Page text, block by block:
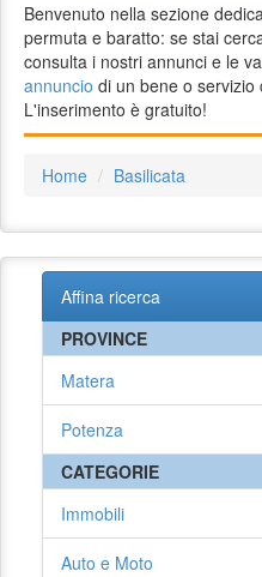
Benvenuto nella sezione
permuta e baratto: se stai
consulta i nostri annunci e le
annuncio di un bene o servizio
L'inserimento è gratuito!
Home Basilicata
Affina ricerca
PROVINCE
Matera
Potenza
CATEGORIE
Immobili
Auto e Moto